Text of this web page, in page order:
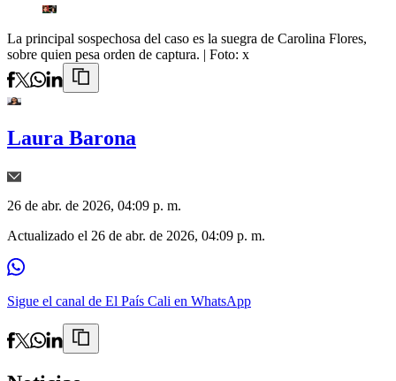
La principal sospechosa del caso es la suegra de Carolina Flores,
sobre quien pesa orden de captura. | Foto: x
Laura Barona
26 de abr. de 2026, 04:09 p. m.
Actualizado el 26 de abr. de 2026, 04:09 p. m.
Sigue el canal de El País Cali en WhatsApp